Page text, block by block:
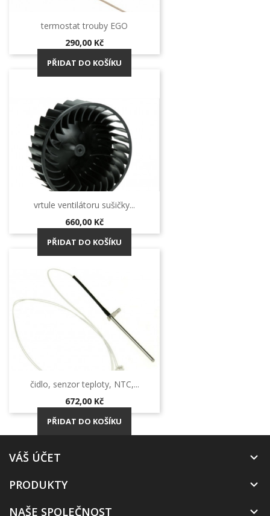
termostat trouby EGO
Cena
290,00 Kč
PŘIDAT DO KOŠÍKU
vrtule ventilátoru sušičky...
Cena
660,00 Kč
PŘIDAT DO KOŠÍKU
čidlo, senzor teploty, NTC,...
Cena
672,00 Kč
PŘIDAT DO KOŠÍKU
VÁŠ ÚČET 
PRODUKTY 
NAŠE SPOLEČNOST 